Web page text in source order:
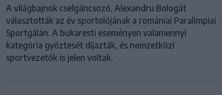
A világbajnok cselgáncsozó, Alexandru Bologát
választották az év sportolójának a romániai Paralimpiai
Sportgálán. A bukaresti eseményen valamennyi
kategória győztesét díjazták, és nemzetközi
sportvezetők is jelen voltak.